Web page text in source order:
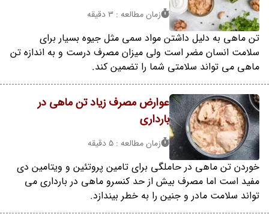
زمان مطالعه : 3 دقیقه
تن ماهی به دلیل داشتن مواد سمی مثل جیوه بسیار برای
سلامت انسان مضر است ولی میزان مصرف درست و به اندازه تن
ماهی می تواند سلامتی شما را تضمین کند.
عوارض مصرف زیاد تن ماهی در
بارداری
زمان مطالعه : 5 دقیقه
خوردن تن ماهی در حاملگی برای تامین پروتئین و ویتامین دی
مفید است اما مصرف بیش از حد کنسرو ماهی در بارداری می
تواند سلامت مادر و جنین را به خطر بیندازد.